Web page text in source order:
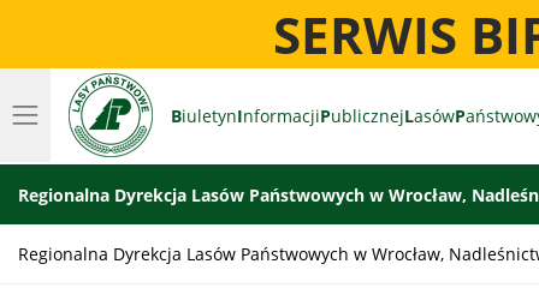
SERWIS
BiuletynInformacjiPublicznejLasówP
Regionalna Dyrekcja Lasów Państwowych w Wrocław,
Regionalna Dyrekcja Lasów Państwowych w Wrocław,